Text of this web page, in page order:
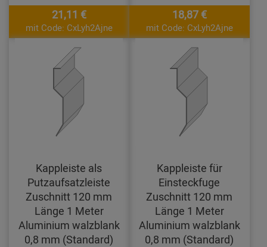
21,11 €
mit Code: CxLyh2Ajne
18,87 €
mit Code: CxLyh2Ajne
Kappleiste als
Putzaufsatzleiste
Zuschnitt 120 mm
Länge 1 Meter
Aluminium walzblank
0,8 mm (Standard)
Kappleiste für
Einsteckfuge
Zuschnitt 120 mm
Länge 1 Meter
Aluminium walzblank
0,8 mm (Standard)